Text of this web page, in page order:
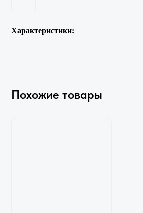
Характеристики:
Похожие товары